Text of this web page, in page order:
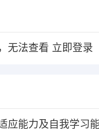
无法查看 立即登录
应能力及自我学习